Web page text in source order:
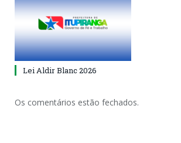
Lei Aldir Blanc 2026
Os comentários estão fechados.